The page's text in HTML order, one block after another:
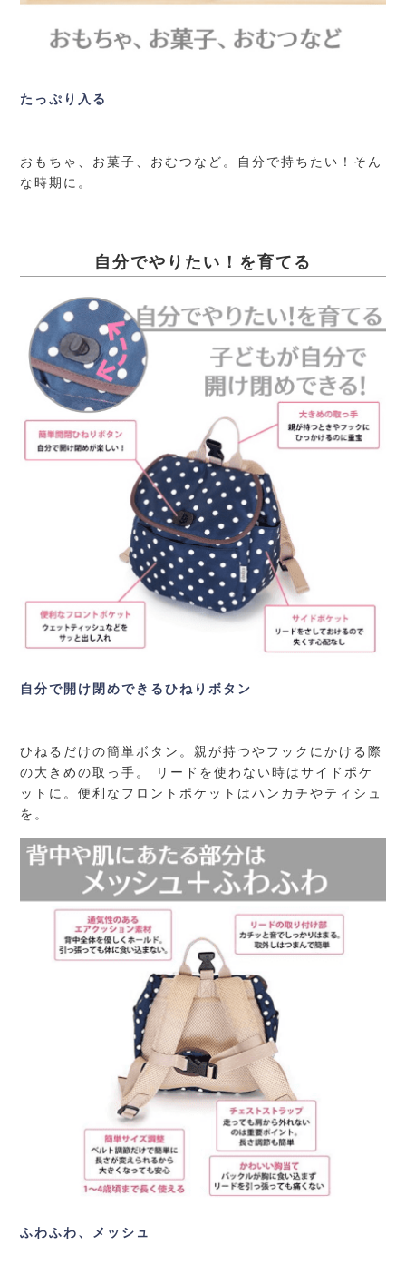
たっぷり入る
おもちゃ、お菓子、おむつなど。自分で持ちたい！そん
な時期に。
自分でやりたい！を育てる
自分で開け閉めできるひねりボタン
ひねるだけの簡単ボタン。親が持つやフックにかける際
の大きめの取っ手。 リードを使わない時はサイドポケ
ットに。便利なフロントポケットはハンカチやティシュ
を。
ふわふわ、メッシュ